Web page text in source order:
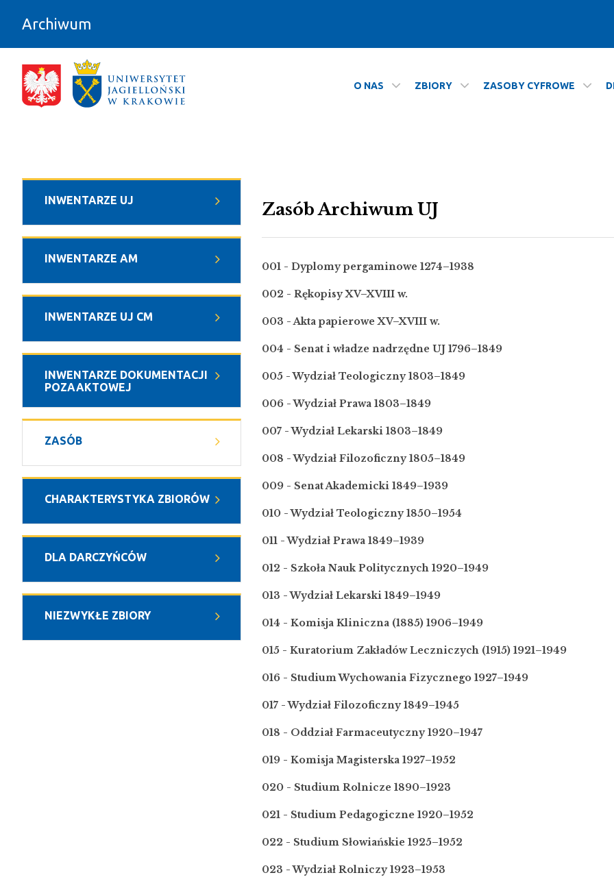
Archiwum
O NAS ZBIORY ZASOBY CYFROWE
INWENTARZE UJ
INWENTARZE AM
INWENTARZE UJ CM
INWENTARZE DOKUMENTACJI
POZAAKTOWEJ
ZASÓB
CHARAKTERYSTYKA ZBIORÓW
DLA DARCZYŃCÓW
NIEZWYKŁE ZBIORY
Zasób Archiwum UJ
001 - Dyplomy pergaminowe 1274–1938
002 - Rękopisy XV–XVIII w.
003 - Akta papierowe XV–XVIII w.
004 - Senat i władze nadrzędne UJ 1796–1849
005 - Wydział Teologiczny 1803–1849
006 - Wydział Prawa 1803–1849
007 - Wydział Lekarski 1803–1849
008 - Wydział Filozoficzny 1805–1849
009 - Senat Akademicki 1849–1939
010 - Wydział Teologiczny 1850–1954
011 - Wydział Prawa 1849–1939
012 - Szkoła Nauk Politycznych 1920–1949
013 - Wydział Lekarski 1849–1949
014 - Komisja Kliniczna (1885) 1906–1949
015 - Kuratorium Zakładów Leczniczych (1915) 1921–1949
016 - Studium Wychowania Fizycznego 1927–1949
017 - Wydział Filozoficzny 1849–1945
018 - Oddział Farmaceutyczny 1920–1947
019 - Komisja Magisterska 1927–1952
020 - Studium Rolnicze 1890–1923
021 - Studium Pedagogiczne 1920–1952
022 - Studium Słowiańskie 1925–1952
023 - Wydział Rolniczy 1923–1953